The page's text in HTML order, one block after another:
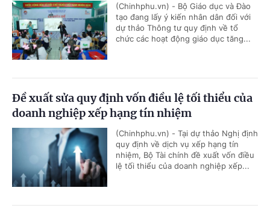
(Chinhphu.vn) - Bộ Giáo dục và Đào
tạo đang lấy ý kiến nhân dân đối với
dự thảo Thông tư quy định về tổ
chức các hoạt động giáo dục tăng...
Đề xuất sửa quy định vốn điều lệ tối thiểu của
doanh nghiệp xếp hạng tín nhiệm
(Chinhphu.vn) - Tại dự thảo Nghị định
quy định về dịch vụ xếp hạng tín
nhiệm, Bộ Tài chính đề xuất vốn điều
lệ tối thiểu của doanh nghiệp xếp...